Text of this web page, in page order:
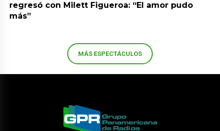
regresó con Milett Figueroa: “El amor pudo
más”
MÁS ESPECTÁCULOS